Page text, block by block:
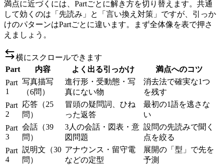
満点に近づくには、Partごとに解き方を切り替えます。共通
して効くのは「先読み」と「言い換え対策」ですが、引っか
けのパターンはPartごとに違います。まず全体像を表で押さ
えましょう。
横にスクロールできます
Part
内容 よく出る引っかけ
満点へのコツ
Part
1
写真描写
（6問）
進行形・受動態・写
真にない物
消去法で確実な1つ
を残す
Part
2
応答（25
問）
冒頭の疑問詞、ひね
った返答
最初の1語を逃さな
い
Part
3
会話（39
問）
3人の会話・図表・意
図問題
設問の先読みで聞く
点を絞る
Part
4
説明文（30
問）
アナウンス・留守電
などの定型
展開の「型」で先を
予測